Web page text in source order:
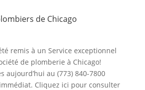
de Chicago
remis à un Service exceptionnel
de plomberie à Chicago!
aujourd’hui au (773) 840-7800
Cliquez ici pour consulter